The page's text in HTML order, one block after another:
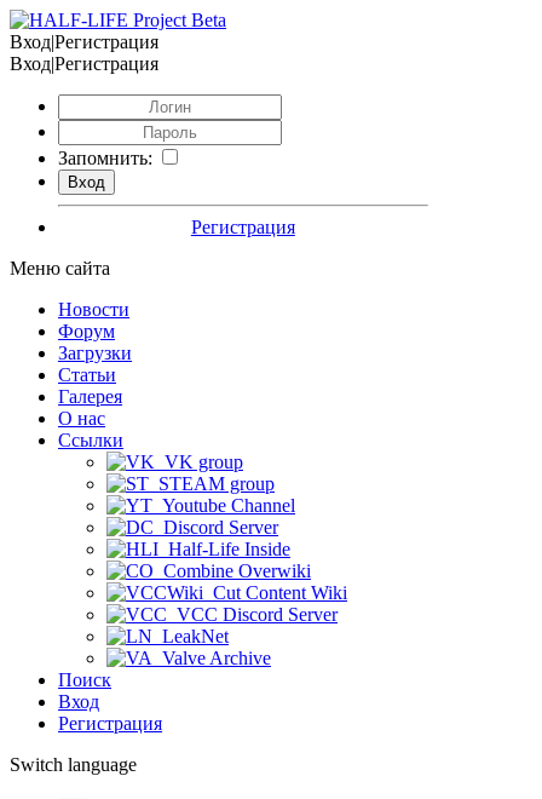
Вход|Регистрация
Вход|Регистрация
Запомнить:
Регистрация
Меню сайта
Новости
Форум
Загрузки
Статьи
Галерея
О нас
Ссылки
VK group
STEAM group
Youtube Channel
Discord Server
Half-Life Inside
Combine Overwiki
Cut Content Wiki
VCC Discord Server
LeakNet
Valve Archive
Поиск
Вход
Регистрация
Switch language